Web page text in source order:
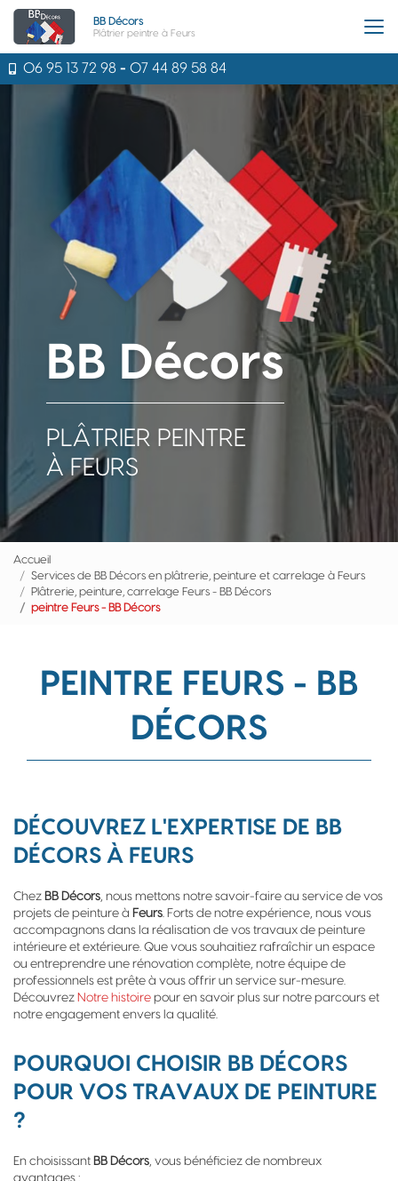
Aller
contenu
06 95 13 72 98 -07 44 89 58 84
BB Décors
Plâtrier peintre à Feurs
BB Décors
PLÂTRIER PEINTRE
À FEURS
Accueil
Services de BB Décors en plâtrerie, peinture et carrelage à Feurs
Plâtrerie, peinture, carrelage Feurs - BB Décors
peintre Feurs - BB Décors
PEINTRE FEURS - BB
DÉCORS
DÉCOUVREZ L'EXPERTISE DE BB
DÉCORS À FEURS
Chez BB Décors, nous mettons notre savoir-faire au service de vos
projets de peinture à Feurs. Forts de notre expérience, nous vous
accompagnons dans la réalisation de vos travaux de peinture
intérieure et extérieure. Que vous souhaitiez rafraîchir un espace
ou entreprendre une rénovation complète, notre équipe de
professionnels est prête à vous offrir un service sur-mesure.
Découvrez Notre histoire pour en savoir plus sur notre parcours et
notre engagement envers la qualité.
POURQUOI CHOISIR BB DÉCORS
POUR VOS TRAVAUX DE PEINTURE
?
En choisissant BB Décors, vous bénéficiez de nombreux
avantages :